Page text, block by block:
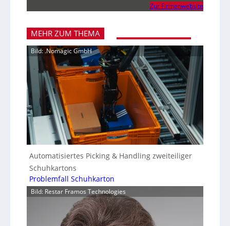
Zur Firmenwebsite
MEHR ZUM THEMA
Bild: .Nomagic GmbH
Automatisiertes Picking & Handling zweiteiliger
Schuhkartons
Problemfall Schuhkarton
Bild: Restar Framos Technologies